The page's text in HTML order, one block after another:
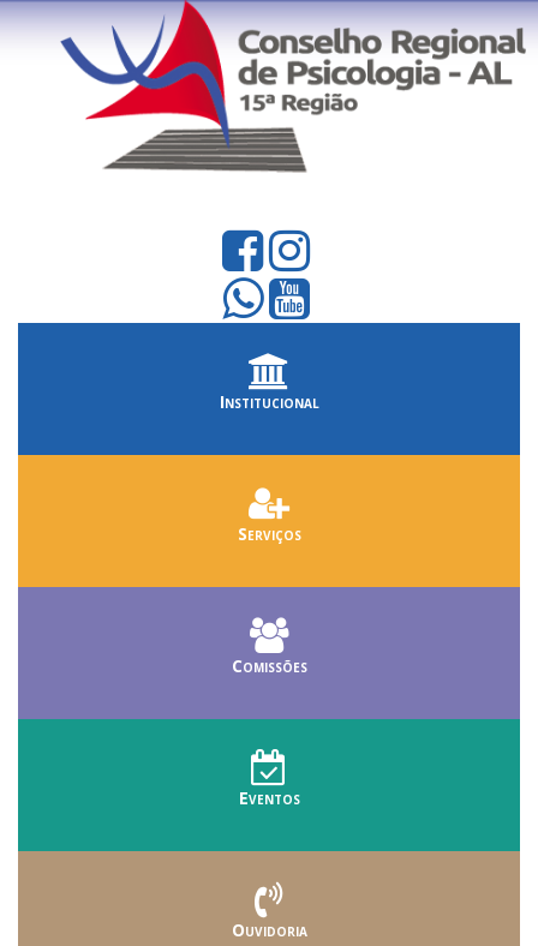
Institucional
Serviços
Comissões
Eventos
Ouvidoria